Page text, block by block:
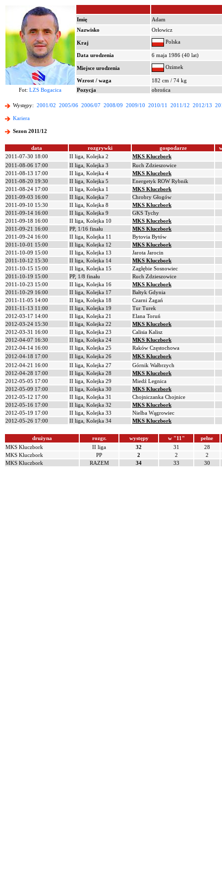
Imię
Adam
Nazwisko
Orłowicz
Kraj Polska
Data urodzenia 6 maja 1986 (40 lat)
Miejsce urodzenia Ozimek
Wzrost / waga
182 cm / 74 kg
Fot: LZS Bogacica Pozycja obrońca
Występy: 2001/02 2005/06 2006/07 2008/09 2009/10 2010/11 2011/12 2012/13
Kariera
Sezon 2011/12
data rozgrywki gospodarze
2011-07-30 18:00
II liga, Kolejka 2
MKS Kluczbork
2011-08-06 17:00
II liga, Kolejka 3
Ruch Zdzieszowice
2011-08-13 17:00
II liga, Kolejka 4
MKS Kluczbork
2011-08-20 19:30
II liga, Kolejka 5
Energetyk ROW Rybnik
2011-08-24 17:00
II liga, Kolejka 1
MKS Kluczbork
2011-09-03 16:00
II liga, Kolejka 7
Chrobry Głogów
2011-09-10 15:30
II liga, Kolejka 8
MKS Kluczbork
2011-09-14 16:00
II liga, Kolejka 9
GKS Tychy
2011-09-18 16:00
II liga, Kolejka 10
MKS Kluczbork
2011-09-21 16:00
PP, 1/16 finału
MKS Kluczbork
2011-09-24 16:00
II liga, Kolejka 11
Bytovia Bytów
2011-10-01 15:00
II liga, Kolejka 12
MKS Kluczbork
2011-10-09 15:00
II liga, Kolejka 13
Jarota Jarocin
2011-10-12 15:30
II liga, Kolejka 14
MKS Kluczbork
2011-10-15 15:00
II liga, Kolejka 15
Zagłębie Sosnowiec
2011-10-19 15:00
PP, 1/8 finału
Ruch Zdzieszowice
2011-10-23 15:00
II liga, Kolejka 16
MKS Kluczbork
2011-10-29 16:00
II liga, Kolejka 17
Bałtyk Gdynia
2011-11-05 14:00
II liga, Kolejka 18
Czarni Żagań
2011-11-13 11:00
II liga, Kolejka 19
Tur Turek
2012-03-17 14:00
II liga, Kolejka 21
Elana Toruń
2012-03-24 15:30
II liga, Kolejka 22
MKS Kluczbork
2012-03-31 16:00
II liga, Kolejka 23
Calisia Kalisz
2012-04-07 16:30
II liga, Kolejka 24
MKS Kluczbork
2012-04-14 16:00
II liga, Kolejka 25
Raków Częstochowa
2012-04-18 17:00
II liga, Kolejka 26
MKS Kluczbork
2012-04-21 16:00
II liga, Kolejka 27
Górnik Wałbrzych
2012-04-28 17:00
II liga, Kolejka 28
MKS Kluczbork
2012-05-05 17:00
II liga, Kolejka 29
Miedź Legnica
2012-05-09 17:00
II liga, Kolejka 30
MKS Kluczbork
2012-05-12 17:00
II liga, Kolejka 31
Chojniczanka Chojnice
2012-05-16 17:00
II liga, Kolejka 32
MKS Kluczbork
2012-05-19 17:00
II liga, Kolejka 33
Nielba Wągrowiec
2012-05-26 17:00
II liga, Kolejka 34 MKS Kluczbork
drużyna rozgr. występy w "11"
pełne
MKS Kluczbork
II liga 32 31
28
MKS Kluczbork
PP 2 2
2
MKS Kluczbork
RAZEM 34 33 30